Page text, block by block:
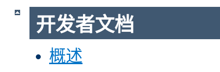
开发者文档
概述